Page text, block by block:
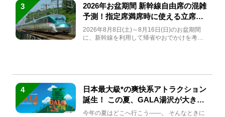
3
2026年お盆期間 新幹線自由席の混雑
予測！指定席満席時に使える立席特
急券も解説
2026年8月8日(土)～8月16日(日)のお盆期間
に、新幹線を利用して帰省やおでかけを考え
4
日本最大級*の爽快系アトラクション
誕生！ この夏、GALA湯沢が大きく
生まれ変わる
今年の夏はどこへ行こう――。 そんなときに